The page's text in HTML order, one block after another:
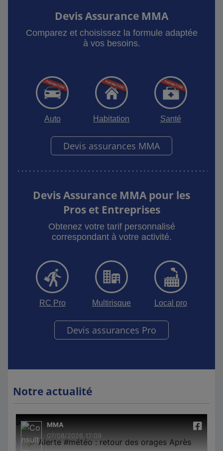
Devis Assurance MMA
Comparez et choisissez la formule adaptée
à vos besoins.
Auto Habitation Santé
Devis assurances MMA
Devis Assurance MMA pour les
Pros et Entreprises
Obtenez votre tarif personnalisé
correspondant à votre activité.
RC Pro Multirisque Local pro
Devis assurances Pro
Notre actualité